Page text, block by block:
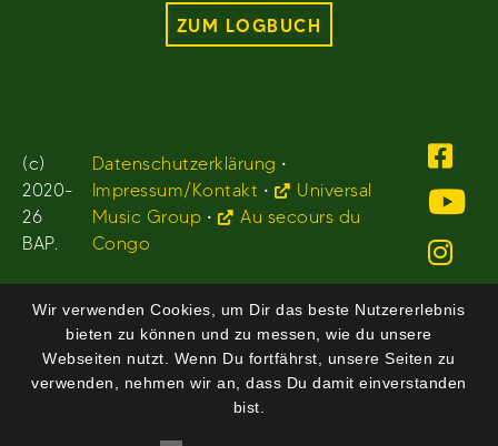
ZUM LOGBUCH
(c)
2020-
26
BAP.
Datenschutzerklärung •
Impressum/Kontakt •
Universal
Music Group •
Au secours du
Congo
Wir verwenden Cookies, um Dir das beste Nutzererlebnis
bieten zu können und zu messen, wie du unsere
Webseiten nutzt. Wenn Du fortfährst, unsere Seiten zu
verwenden, nehmen wir an, dass Du damit einverstanden
bist.